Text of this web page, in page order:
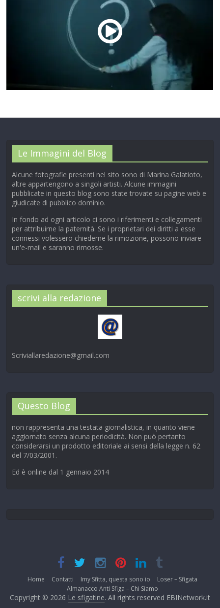
Le Immagini del Blog
Alcune fotografie presenti nel sito sono di Marina Galatioto,
altre appartengono a singoli artisti. Alcune immagini
pubblicate in questo blog sono state trovate su pagine web e
giudicate di pubblico dominio.
In fondo ad ogni articolo ci sono i riferimenti e collegamenti
per attribuirne la paternità. Se i proprietari dei diritti a esse
connessi volessero chiederne la rimozione, possono inviare
un'e-mail e saranno rimosse.
scrivi alla redazione
Scriviallaredazione@gmail.com
Questo Blog
non rappresenta una testata giornalistica, in quanto viene
aggiornato senza alcuna periodicità. Non può pertanto
considerarsi un prodotto editoriale ai sensi della legge n. 62
del 7/03/2001.
Ed è online dal 1 gennaio 2014
Home Contatti Imy Sfitta, questa sono io
Loser – Sfigata
Almanacco Anti Sfiga – Chi Siamo
Copyright © 2026 Le sfigatine. All rights reserved EBINetwork.it